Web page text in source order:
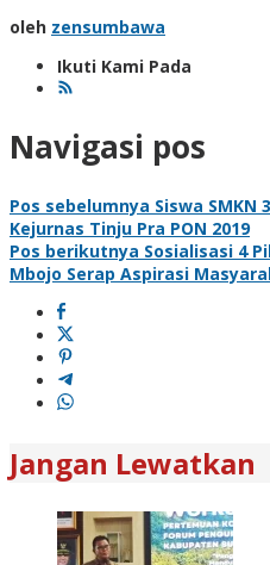
oleh zensumbawa
Ikuti Kami Pada
Navigasi pos
Pos sebelumnya Siswa SMKN
Kejurnas Tinju Pra PON 2019
Pos berikutnya Sosialisasi 4
Mbojo Serap Aspirasi
Jangan Lewatkan